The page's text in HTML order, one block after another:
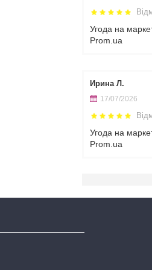
Угода на
Prom.ua
Ирина Л.
17/07/2026
Угода на
Prom.ua